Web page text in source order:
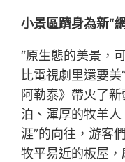
小景區躋身為新“
“原生態的美景，
比電視劇里還要
阿勒泰》帶火了
泊、渾厚的牧羊
涯”的向往，游客
牧平易近的板屋，